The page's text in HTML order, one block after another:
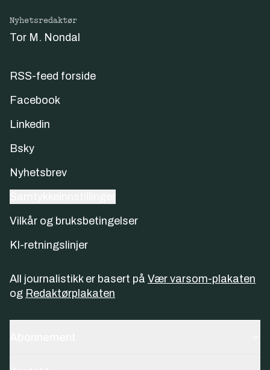
Nyhetsredaktør
Tor M. Nondal
RSS-feed forside
Facebook
Linkedin
Bsky
Nyhetsbrev
Vilkår og bruksbetingelser
KI-retningslinjer
All journalistikk er basert på Vær varsom-plakaten
og Redaktørplakaten